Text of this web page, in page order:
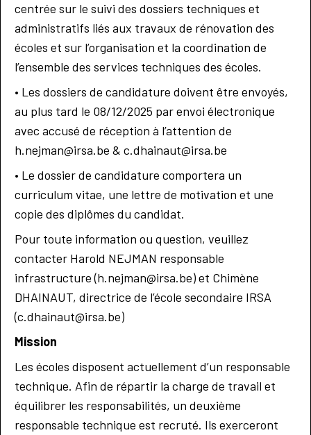
centrée sur le suivi des dossiers techniques et
administratifs liés aux travaux de rénovation des
écoles et sur l’organisation et la coordination de
l’ensemble des services techniques des écoles.
• Les dossiers de candidature doivent être envoyés,
au plus tard le 08/12/2025 par envoi électronique
avec accusé de réception à l’attention de
h.nejman@irsa.be & c.dhainaut@irsa.be
• Le dossier de candidature comportera un
curriculum vitae, une lettre de motivation et une
copie des diplômes du candidat.
Pour toute information ou question, veuillez
contacter Harold NEJMAN responsable
infrastructure (h.nejman@irsa.be) et Chimène
DHAINAUT, directrice de l’école secondaire IRSA
(c.dhainaut@irsa.be)
Mission
Les écoles disposent actuellement d’un responsable
technique. Afin de répartir la charge de travail et
équilibrer les responsabilités, un deuxième
responsable technique est recruté. Ils exerceront